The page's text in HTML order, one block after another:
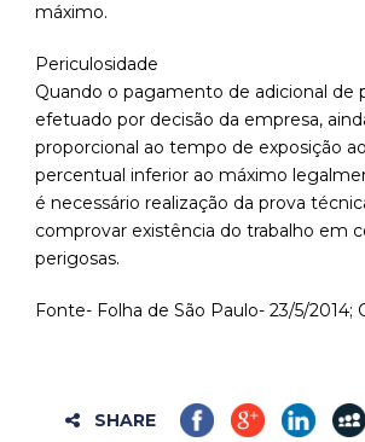
máximo.
Periculosidade
Quando o pagamento de adicional de
efetuado por decisão da empresa,
proporcional ao tempo de exposição
percentual inferior ao máximo
é necessário realização da prova
comprovar existência do trabalho em
perigosas.
Fonte- Folha de São Paulo- 23/5/2014;
SHARE